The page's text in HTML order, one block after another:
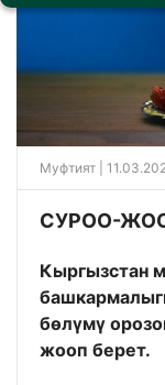
Муфтият |
СУРОО-
Кыргызстан
бөлүмү
жооп берет.